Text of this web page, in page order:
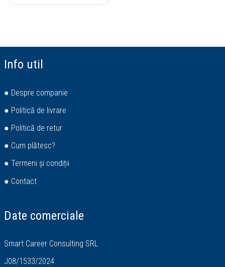
Info util
● Despre companie
● Politică de livrare
● Politică de retur
● Cum plătesc?
● Termeni și condiții
● Contact
Date comerciale
Smart Career Consulting SRL
J08/1533/2024